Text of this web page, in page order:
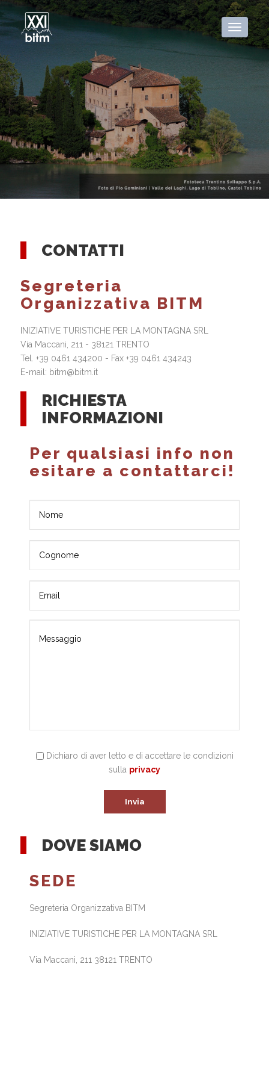
CONTATTI
Segreteria
Organizzativa BITM
INIZIATIVE TURISTICHE PER LA MONTAGNA SRL
Via Maccani, 211 - 38121 TRENTO
Tel. +39 0461 434200 - Fax +39 0461 434243
E-mail: bitm@bitm.it
RICHIESTA
INFORMAZIONI
Per qualsiasi info non
esitare a contattarci!
Dichiaro di aver letto e di accettare le condizioni
sulla privacy
DOVE SIAMO
SEDE
Segreteria Organizzativa BITM
INIZIATIVE TURISTICHE PER LA MONTAGNA SRL
Via Maccani, 211 38121 TRENTO